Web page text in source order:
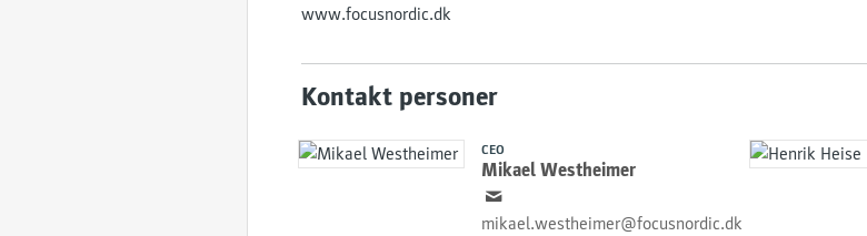
www.focusnordic.dk
Kontakt personer
CEO
Mikael Westheimer
mikael.westheimer@focusnordic.dk